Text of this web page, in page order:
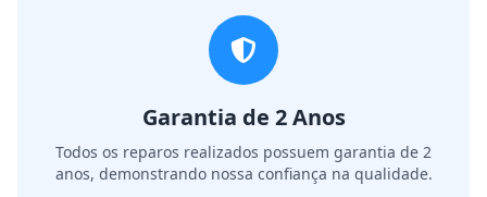
Garantia de 2 Anos
Todos os reparos realizados possuem garantia de 2
anos, demonstrando nossa confiança na qualidade.